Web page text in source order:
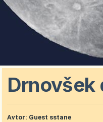
Drnovšek
Avtor: Guest sstane